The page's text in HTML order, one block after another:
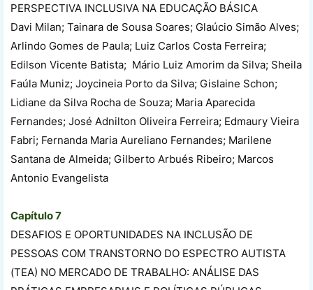
PERSPECTIVA INCLUSIVA NA EDUCAÇÃO BÁSICA
Davi Milan; Tainara de Sousa Soares; Glaúcio Simão Alves;
Arlindo Gomes de Paula; Luiz Carlos Costa Ferreira;
Edilson Vicente Batista; Mário Luiz Amorim da Silva; Sheila
Faúla Muniz; Joycineia Porto da Silva; Gislaine Schon;
Lidiane da Silva Rocha de Souza; Maria Aparecida
Fernandes; José Adnilton Oliveira Ferreira; Edmaury Vieira
Fabri; Fernanda Maria Aureliano Fernandes; Marilene
Santana de Almeida; Gilberto Arbués Ribeiro; Marcos
Antonio Evangelista
Capítulo 7
DESAFIOS E OPORTUNIDADES NA INCLUSÃO DE
PESSOAS COM TRANSTORNO DO ESPECTRO AUTISTA
(TEA) NO MERCADO DE TRABALHO: ANÁLISE DAS